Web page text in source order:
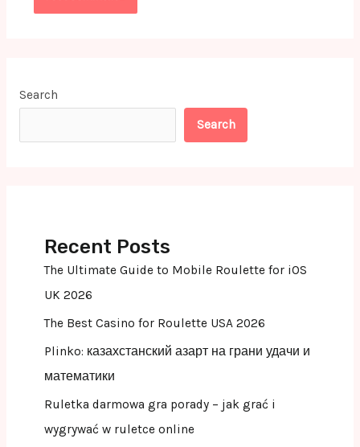
Search
Search
Recent Posts
The Ultimate Guide to Mobile Roulette for iOS
UK 2026
The Best Casino for Roulette USA 2026
Plinko: казахстанский азарт на грани удачи и
математики
Ruletka darmowa gra porady – jak grać i
wygrywać w ruletce online